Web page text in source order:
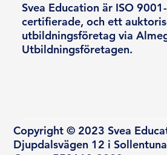
Svea Education är ISO
certifierade, och ett
utbildningsföretag via
Utbildningsföretagen.
Copyright © 2023 Svea
Djupdalsvägen 12 i